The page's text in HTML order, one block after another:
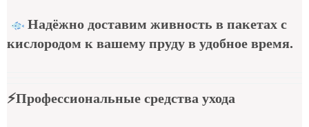
Надёжно доставим живность в пакетах с
кислородом к вашему пруду в удобное время.
⚡Профессиональные средства ухода